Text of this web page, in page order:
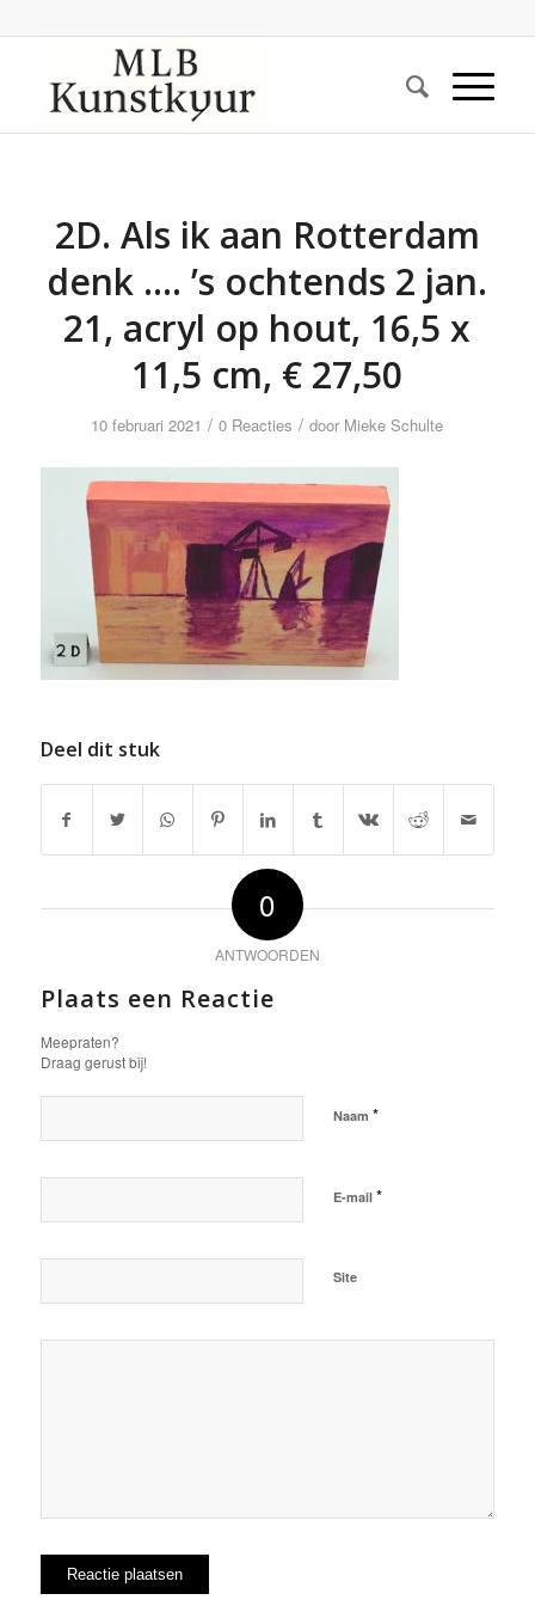
2D. Als ik aan Rotterdam
denk …. ’s ochtends 2 jan.
21, acryl op hout, 16,5 x
11,5 cm, € 27,50
10 februari 2021 / 0 Reacties / door Mieke Schulte
Deel dit stuk
0
ANTWOORDEN
Plaats een Reactie
Meepraten?
Draag gerust bij!
Naam *
E-mail *
Site